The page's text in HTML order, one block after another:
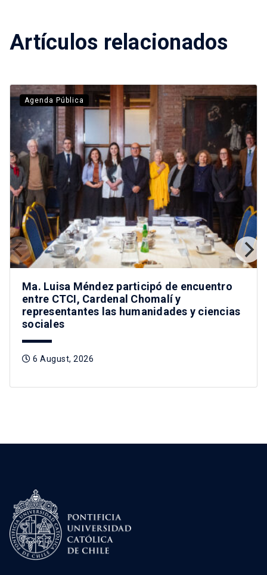
Artículos relacionados
Agenda Pública
Ma. Luisa Méndez participó de encuentro
entre CTCI, Cardenal Chomalí y
representantes las humanidades y ciencias
sociales
6 August, 2026